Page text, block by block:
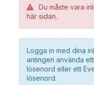
Du måste vara
här sidan.
Logga in med dina
antingen använda
lösenord eller ett
lösenord.